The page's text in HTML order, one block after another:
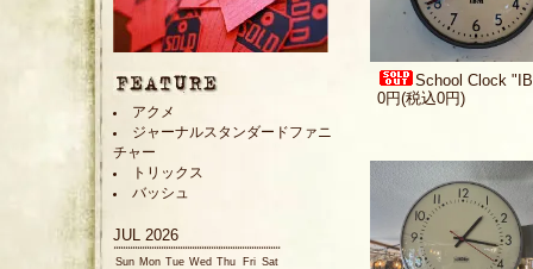
School Clock
0円(税込0円)
アクメ
ジャーナルスタンダードファニ
チャー
トリックス
バッシュ
JUL 2026
Sun Mon Tue Wed Thu Fri Sat